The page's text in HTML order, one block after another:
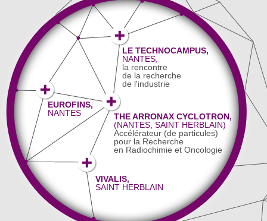
LE TECHNOCAMPUS,
NANTES,
la rencontre
de la recherche
de l'industrie
EUROFINS,
NANTES
THE ARRONAX CYCLOTRON,
(NANTES, SAINT HERBLAIN)
Accélérateur (de particules)
pour la Recherche
en Radiochimie et Oncologie
VIVALIS,
SAINT HERBLAIN